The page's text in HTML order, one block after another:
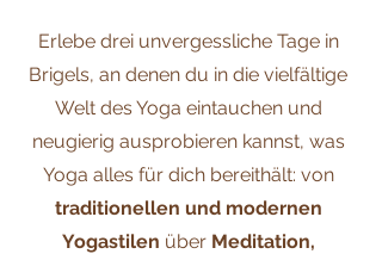
Erlebe drei unvergessliche Tage in
Brigels, an denen du in die vielfältige
Welt des Yoga eintauchen und
neugierig ausprobieren kannst, was
Yoga alles für dich bereithält: von
traditionellen und modernen
Yogastilen über Meditation,